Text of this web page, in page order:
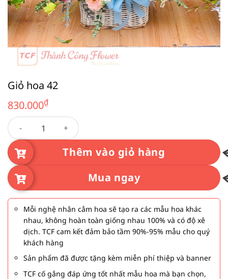
Giỏ hoa 42
830.000₫
Giỏ hoa 42 số lượng
Thêm vào giỏ hàng
Mua ngay
Mỗi nghệ nhân cắm hoa sẽ tạo ra các mẫu hoa khác
nhau, không hoàn toàn giống nhau 100% và có độ xê
dịch. TCF cam kết đảm bảo tầm 90%-95% mẫu cho quý
khách hàng
Sản phẩm đã được tặng kèm miễn phí thiệp và banner
TCF cố gắng đáp ứng tốt nhất mẫu hoa mà bạn chọn,